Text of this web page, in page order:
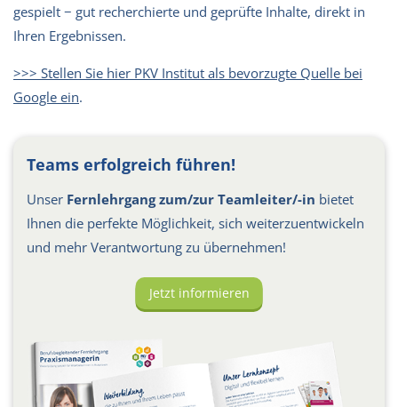
gespielt − gut recherchierte und geprüfte Inhalte, direkt in
Ihren Ergebnissen.
>>> Stellen Sie hier PKV Institut als bevorzugte Quelle bei
Google ein.
Teams erfolgreich führen!
Unser Fernlehrgang zum/zur Teamleiter/-in bietet
Ihnen die perfekte Möglichkeit, sich weiterzuentwickeln
und mehr Verantwortung zu übernehmen!
Jetzt informieren